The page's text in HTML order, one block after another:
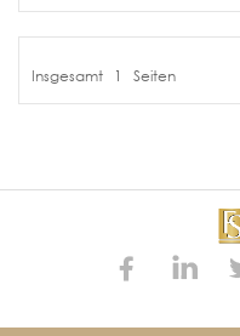
hues, offers luxury &
durability. Ideal for floors,
sophisticated for any space.
MEHR DETAILS
Insgesamt 1 Seiten